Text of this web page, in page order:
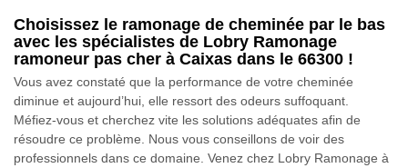
Choisissez le ramonage de cheminée par le bas
avec les spécialistes de Lobry Ramonage
ramoneur pas cher à Caixas dans le 66300 !
Vous avez constaté que la performance de votre cheminée
diminue et aujourd’hui, elle ressort des odeurs suffoquant.
Méfiez-vous et cherchez vite les solutions adéquates afin de
résoudre ce problème. Nous vous conseillons de voir des
professionnels dans ce domaine. Venez chez Lobry Ramonage à